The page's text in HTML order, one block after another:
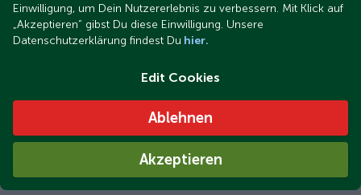
Warum sind die Leasingpreise bei ARI Motors höher? Wir
klären auf
Einwilligung, um Dein Nutzererlebnis zu verbessern. Mit Klick auf
„Akzeptieren“ gibst Du diese Einwilligung. Unsere
Datenschutzerklärung findest Du hier.
Edit Cookies
Ablehnen
Akzeptieren